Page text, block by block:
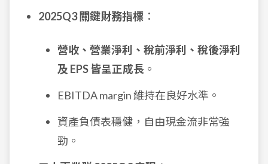
2025Q3 關鍵財務指標 ：
營收、營業淨利、稅前淨利、稅後淨利
及 EPS 皆呈正成長 。
EBITDA margin 維持在良好水準。
資產負債表穩健，自由現金流非常強
勁。